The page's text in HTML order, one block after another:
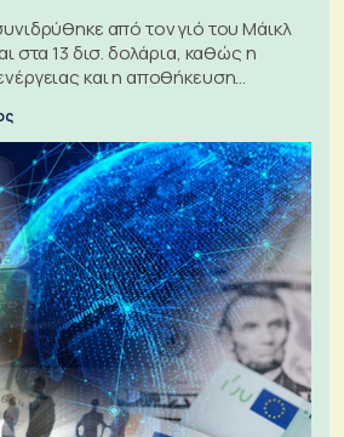
από τον γιό του Μάικλ
στα 13 δισ. δολάρια, καθώς η
και η αποθήκευση